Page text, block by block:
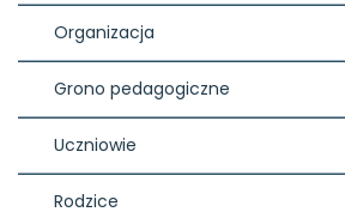
Organizacja
Grono pedagogiczne
Uczniowie
Rodzice